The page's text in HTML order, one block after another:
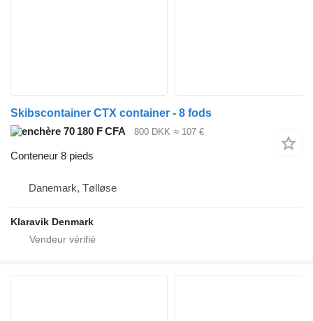
Skibscontainer CTX container - 8 fods
70 180 F CFA
800 DKK ≈ 107 €
Conteneur 8 pieds
Danemark, Tølløse
Klaravik Denmark